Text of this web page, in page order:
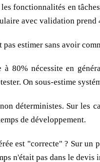
fonctionnalités en
avec validation prend
estimer sans avoir
80% nécessite en
On sous-estime
déterministes. Sur les
de développement.
est "correcte" ? Sur
n'était pas dans le devis